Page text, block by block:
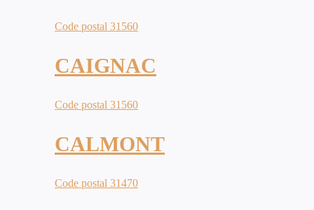
Code postal 31560
CAIGNAC
Code postal 31560
CALMONT
Code postal 31470